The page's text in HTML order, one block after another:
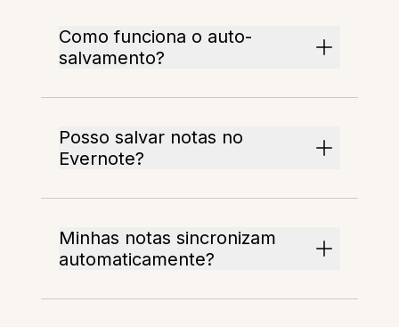
Como funciona o auto-
salvamento?
Posso salvar notas no
Evernote?
Minhas notas sincronizam
automaticamente?